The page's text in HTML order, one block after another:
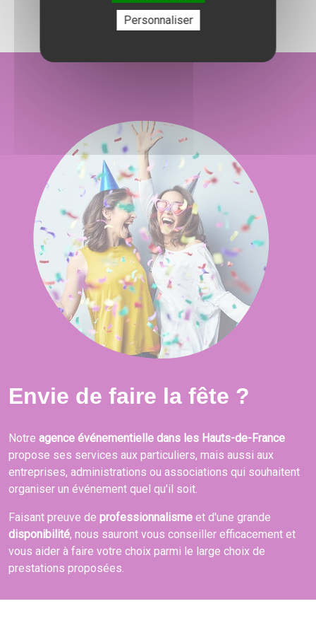
Envie de faire la fête ?
Notre agence événementielle dans les Hauts-de-France
propose ses services aux particuliers, mais aussi aux
entreprises, administrations ou associations qui souhaitent
organiser un événement quel qu'il soit.
Faisant preuve de professionnalisme et d'une grande
disponibilité, nous sauront vous conseiller efficacement et
vous aider à faire votre choix parmi le large choix de
prestations proposées.
Personnaliser